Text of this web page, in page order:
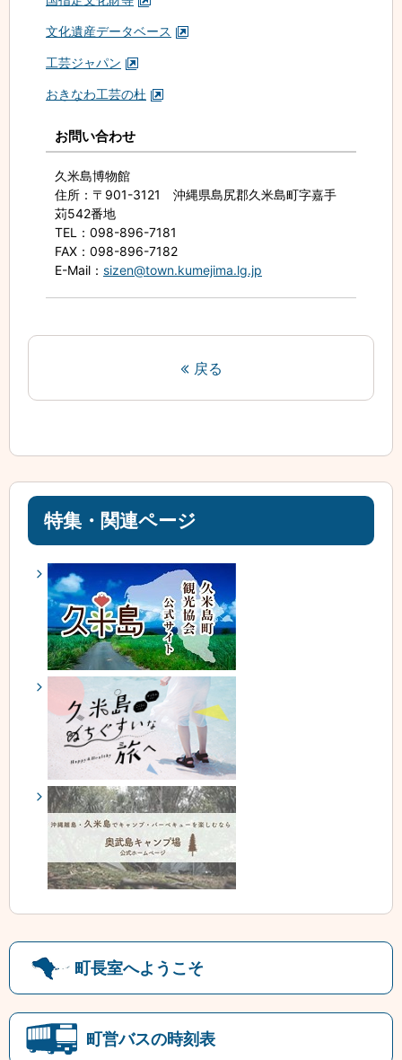
文化遺産データベース
工芸ジャパン
おきなわ工芸の杜
お問い合わせ
久米島博物館
住所 ：〒901-3121 沖縄県島尻郡久米島町字嘉手
苅542番地
TEL
：098-896-7181
FAX ：098-896-7182
E-Mail ： sizen@town.kumejima.lg.jp
戻る
特集・関連ページ
町長室へようこそ
町営バスの時刻表